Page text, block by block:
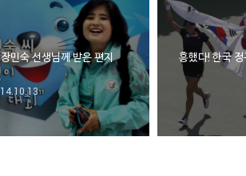
민숙 선생님께 받은 편지 흥했다! 한국